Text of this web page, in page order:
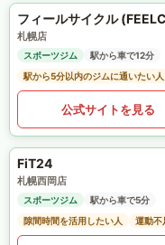
フィールサイクル
札幌店
スポーツジム
駅から車で12分
駅から5分以内のジムに通いたい人
公式サイトを見る
FiT24
札幌西岡店
スポーツジム
駅から車で5分
隙間時間を活用したい人
運動不